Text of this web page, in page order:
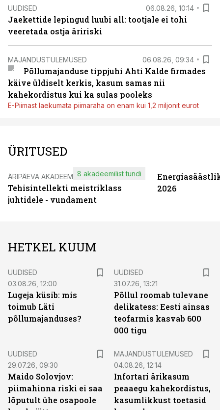
UUDISED 06.08.26, 10:14
Jaekettide lepingud luubi all: tootjale ei tohi
veeretada ostja äririski
MAJANDUSTULEMUSED 06.08.26, 09:34
Põllumajanduse tippjuhi Ahti Kalde firmades
käive üldiselt kerkis, kasum samas nii
kahekordistus kui ka sulas pooleks
E-Piimast laekumata piimaraha on enam kui 1,2 miljonit eurot
ÜRITUSED
ÄRIPÄEVA AKADEEMIA
Tehisintellekti meistriklass
juhtidele - vundament
8 akadeemilist tundi
2026
HETKEL KUUM
UUDISED
03.08.26, 12:00
Lugeja küsib: mis
toimub Läti
põllumajanduses?
UUDISED
31.07.26, 13:21
Põllul roomab tulevane
delikatess: Eesti ainsas
teofarmis kasvab 600
000 tigu
UUDISED
29.07.26, 09:30
Maido Solovjov:
piimahinna riski ei saa
lõputult ühe osapoole
MAJANDUSTULEMUSED
04.08.26, 12:14
Infortari ärikasum
peaaegu kahekordistus,
kasumlikkust toetasid